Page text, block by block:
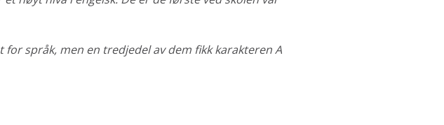
språk, men en tredjedel av dem fikk karakteren A